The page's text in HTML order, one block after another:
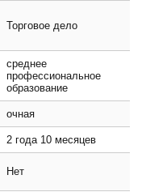
Торговое дело
среднее
профессиональное
образование
очная
2 года 10 месяцев
Нет